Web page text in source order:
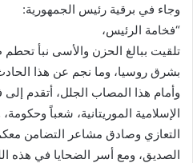
وجاء في برقية رئيس الجمهورية:
“فخامة الرئيس،
تلقيت ببالغ الحزن والأسى نبأ
بشرق روسيا، وما نجم عن هذا
وأمام هذا المصاب الجلل، أتقدم
الإسلامية الموريتانية، شعباً
التعازي وصادق مشاعر التضامن
الصديق، ومع أسر الضحايا في هذه